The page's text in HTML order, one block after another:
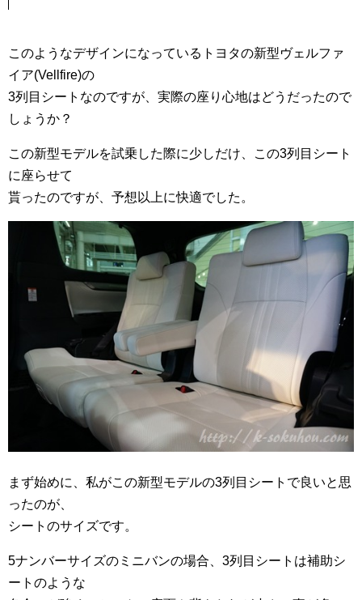
このようなデザインになっているトヨタの新型ヴェルファ
イア(Vellfire)の
3列目シートなのですが、実際の座り心地はどうだったので
しょうか？
この新型モデルを試乗した際に少しだけ、この3列目シート
に座らせて
貰ったのですが、予想以上に快適でした。
まず始めに、私がこの新型モデルの3列目シートで良いと思
ったのが、
シートのサイズです。
5ナンバーサイズのミニバンの場合、3列目シートは補助シ
ートのような